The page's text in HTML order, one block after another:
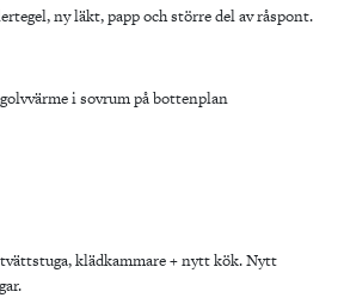
ny läkt, papp och större del av råspont.
i sovrum på bottenplan
klädkammare + nytt kök. Nytt